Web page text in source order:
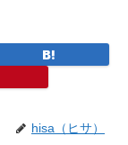
hisa（ヒサ）